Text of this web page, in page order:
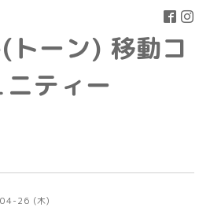
ーン) 移動コ
ニティー
26 (木)